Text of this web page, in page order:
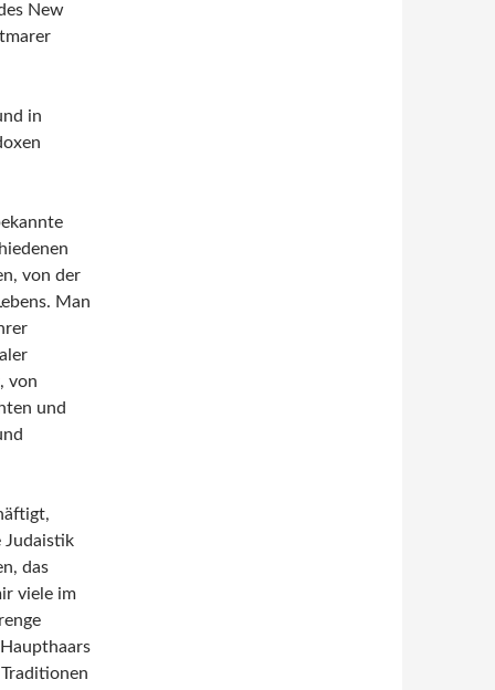
New
in
von der
Man
von
und
Judaistik
das
viele im